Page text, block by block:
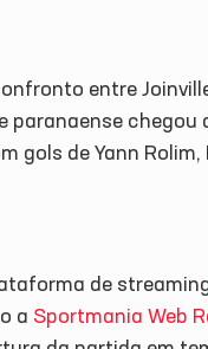
entre
gols de Yann
de
a Sportmania Web